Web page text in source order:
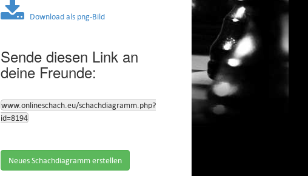
Download als png-Bild
Sende diesen Link an
deine Freunde:
www.onlineschach.eu/schachdiagramm.php?
id=8194
Neues Schachdiagramm erstellen